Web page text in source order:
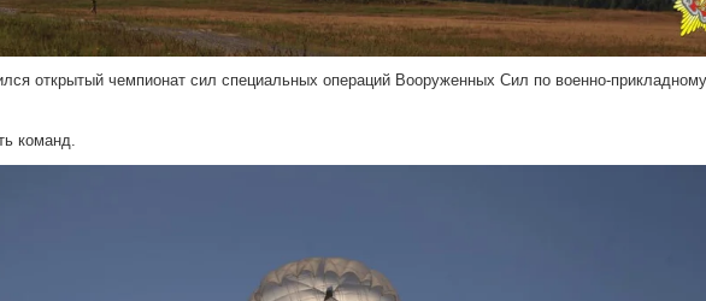
открытый чемпионат сил специальных операций Вооруженных Сил по военно-прикладному
команд.